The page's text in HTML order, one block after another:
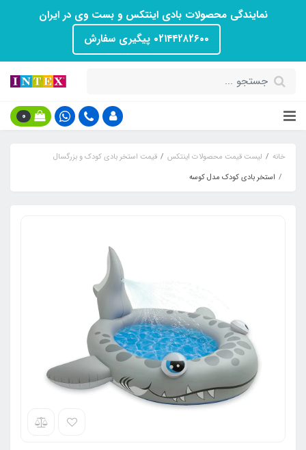
نمایندگی محصولات بادی اینتکس و بست وی در ایران
۰۲۱۴۴۲۸۲۶۰۰ پیگیری سفارش
0
خانه لیست قیمت محصولات اینتکس
قیمت استخر بادی کودک و بزرگسال
استخر بادی کودک مدل کوسه